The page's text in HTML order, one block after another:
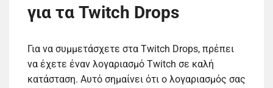
για τα Twitch Drops
Για να συμμετάσχετε στα Twitch Drops, πρέπει
να έχετε έναν λογαριασμό Twitch σε καλή
κατάσταση. Αυτό σημαίνει ότι ο λογαριασμός σας